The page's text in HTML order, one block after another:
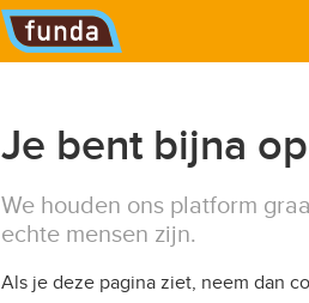
Hoofdmenu
Je bent bijna
We houden ons platform
echte mensen zijn.
Als je deze pagina ziet, neem dan